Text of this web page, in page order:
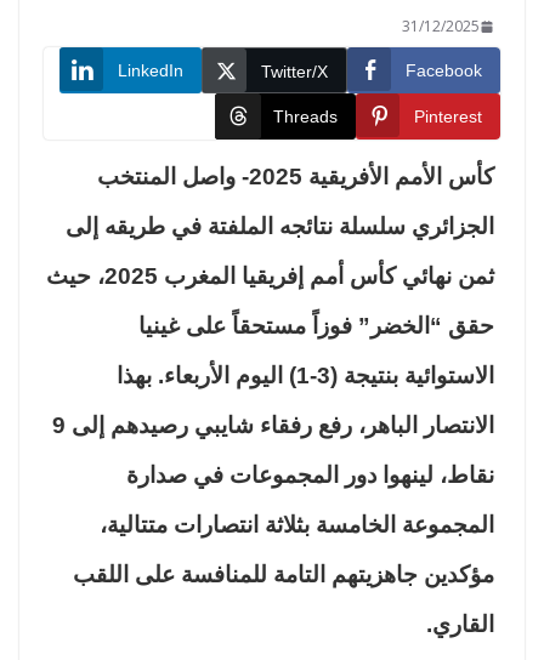
31/12/2025
Twitter/X
LinkedIn
Threads
كأس الأمم الأفريقية 2025- واصل المنتخب
سلسلة نتائجه الملفتة في طريقه إلى
ثمن نهائي كأس أمم إفريقيا المغرب 2025، حيث
“الخضر” فوزاً مستحقاً على غينيا
الاستوائية بنتيجة (3-1) اليوم الأربعاء. بهذا
الانتصار الباهر، رفع رفقاء شايبي رصيدهم إلى 9
لينهوا دور المجموعات في صدارة
الخامسة بثلاثة انتصارات متتالية،
جاهزيتهم التامة للمنافسة على اللقب